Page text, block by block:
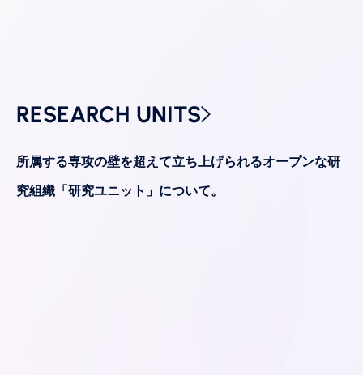
RESEARCH UNITS
所属する専攻の壁を超えて立ち上げられるオープンな研
究組織「研究ユニット」について。